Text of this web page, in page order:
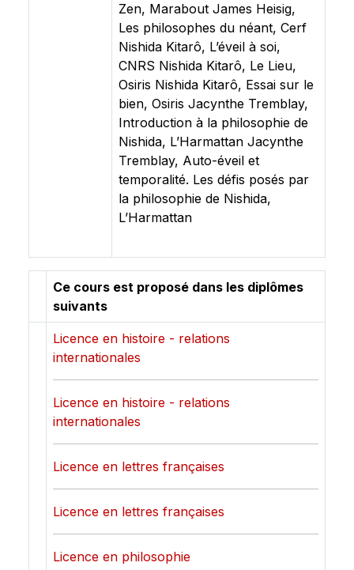
Zen, Marabout James Heisig,
Les philosophes du néant, Cerf
Nishida Kitarô, L’éveil à soi,
CNRS Nishida Kitarô, Le Lieu,
Osiris Nishida Kitarô, Essai sur le
bien, Osiris Jacynthe Tremblay,
Introduction à la philosophie de
Nishida, L’Harmattan Jacynthe
Tremblay, Auto-éveil et
temporalité. Les défis posés par
la philosophie de Nishida,
L’Harmattan
Ce cours est proposé dans les diplômes
suivants
Licence en histoire - relations
internationales
Licence en histoire - relations
internationales
Licence en lettres françaises
Licence en lettres françaises
Licence en philosophie